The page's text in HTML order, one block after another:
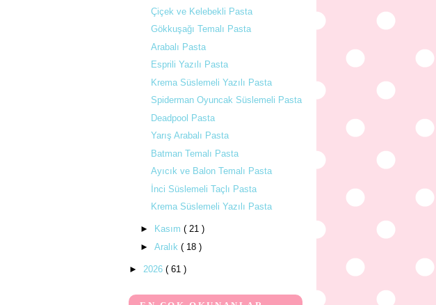
Çiçek ve Kelebekli Pasta
Gökkuşağı Temalı Pasta
Arabalı Pasta
Esprili Yazılı Pasta
Krema Süslemeli Yazılı Pasta
Spiderman Oyuncak Süslemeli Pasta
Deadpool Pasta
Yarış Arabalı Pasta
Batman Temalı Pasta
Ayıcık ve Balon Temalı Pasta
İnci Süslemeli Taçlı Pasta
Krema Süslemeli Yazılı Pasta
► Kasım ( 21 )
► Aralık ( 18 )
► 2026 ( 61 )